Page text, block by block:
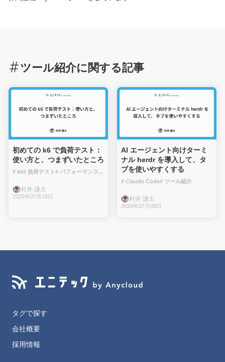
ツール紹介に関する記事
初めての k6 で負荷テスト：
使い方と、つまずいたところ
# k6# 負荷テスト# パフォーマンス ...
村井 謙太
2026年07月16日
AI エージェント向けターミ
ナル herdr を導入して、タ
ブを使いやすくする
# Claude Code# ツール紹介
村井 謙太
2026年07月08日
タグで探す
会社概要
採用情報